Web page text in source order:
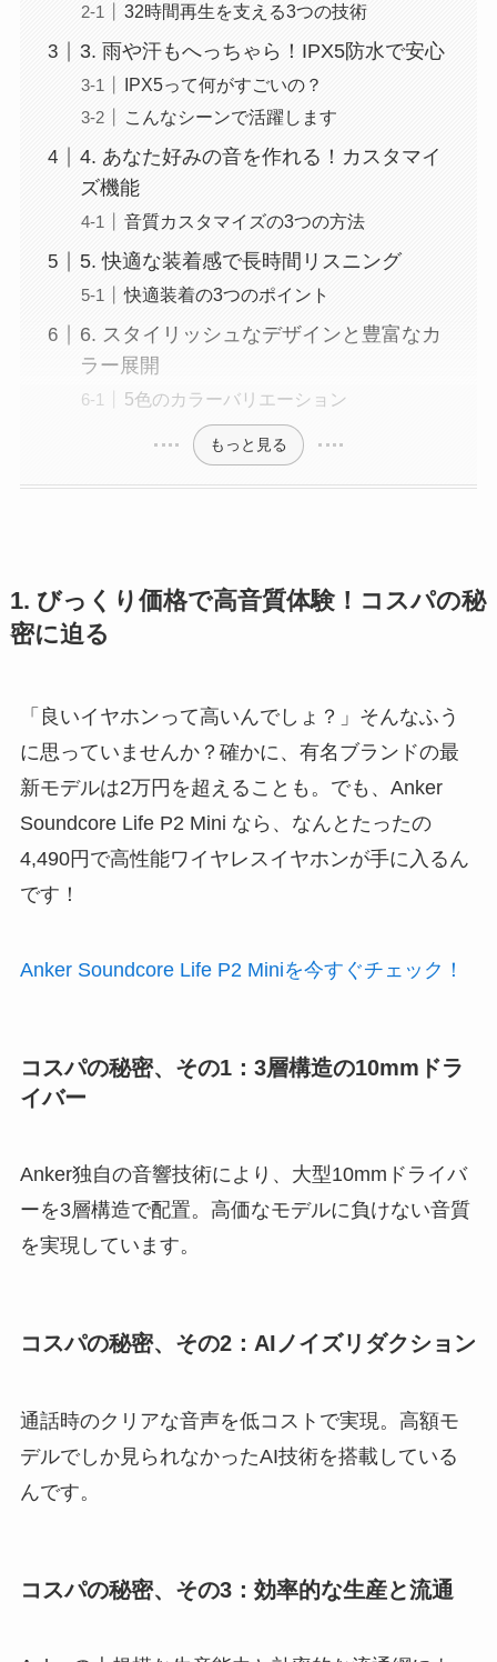
32時間再生を支える3つの技術
3. 雨や汗もへっちゃら！IPX5防水で安心
IPX5って何がすごいの？
こんなシーンで活躍します
4. あなた好みの音を作れる！カスタマイ
ズ機能
音質カスタマイズの3つの方法
5. 快適な装着感で長時間リスニング
快適装着の3つのポイント
6. スタイリッシュなデザインと豊富なカ
ラー展開
5色のカラーバリエーション
もっと見る
1. びっくり価格で高音質体験！コスパの秘
密に迫る
「良いイヤホンって高いんでしょ？」そんなふう
に思っていませんか？確かに、有名ブランドの最
新モデルは2万円を超えることも。でも、Anker
Soundcore Life P2 Mini なら、なんとたったの
4,490円で高性能ワイヤレスイヤホンが手に入るん
です！
Anker Soundcore Life P2 Miniを今すぐチェック ！
コスパの秘密、その1：3層構造の10mmドラ
イバー
Anker独自の音響技術により、大型10mmドライバ
ーを3層構造で配置。高価なモデルに負けない音質
を実現しています。
コスパの秘密、その2：AIノイズリダクション
通話時のクリアな音声を低コストで実現。高額モ
デルでしか見られなかったAI技術を搭載している
んです。
コスパの秘密、その3：効率的な生産と流通